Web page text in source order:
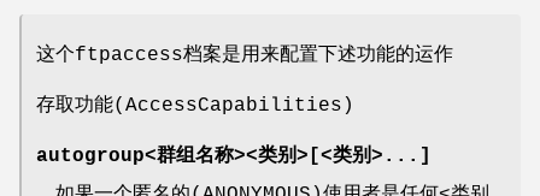
这个ftpaccess档案是用来配置下述功能的运作
存取功能(AccessCapabilities)
autogroup<群组名称><类别>[<类别>...]